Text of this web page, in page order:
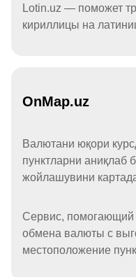
Lotin.uz — поможет
кириллицы на
OnMap.uz
Валютани юқори
пунктларни аниқлаб
жойлашувини
Сервис, помогающий
обмена валюты с
местоположение